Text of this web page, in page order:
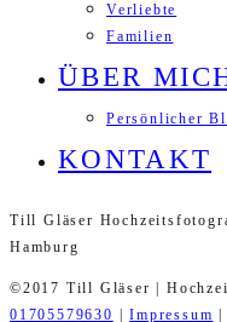
Verliebte
Familien
ÜBER
Persönlicher
KONTAKT
Till Gläser
Hamburg
©2017 Till Gläser |
01705579630
|Impressum